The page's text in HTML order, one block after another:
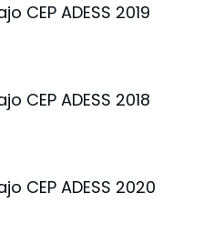
CEP ADESS 2019
CEP ADESS 2018
CEP ADESS 2020